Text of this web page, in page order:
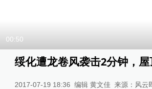
00:50
绥化遭龙卷风袭击2分钟，
2017-07-19 18:36 编辑 黄文佳 来源： 风云